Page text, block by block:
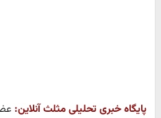
پایگاه خبری تحلیلی مثلث آنلاین: